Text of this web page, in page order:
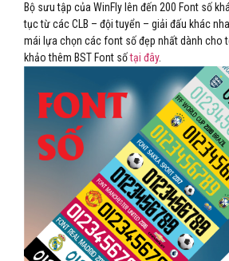
Bộ sưu tập của WinFly lên đến 200 Font số
tục từ các CLB – đội tuyển – giải đấu khác
mái lựa chọn các font số đẹp nhất dành cho
khảo thêm BST Font sốtại đây.